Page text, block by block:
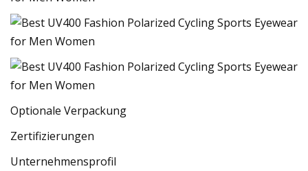
Optionale Verpackung
Zertifizierungen
Unternehmensprofil